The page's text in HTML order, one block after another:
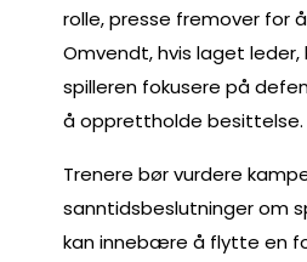
rolle, presse fremover for
Omvendt, hvis laget
spilleren fokusere på
å opprettholde besittelse.
Trenere bør vurdere
sanntidsbeslutninger om
kan innebære å flytte en